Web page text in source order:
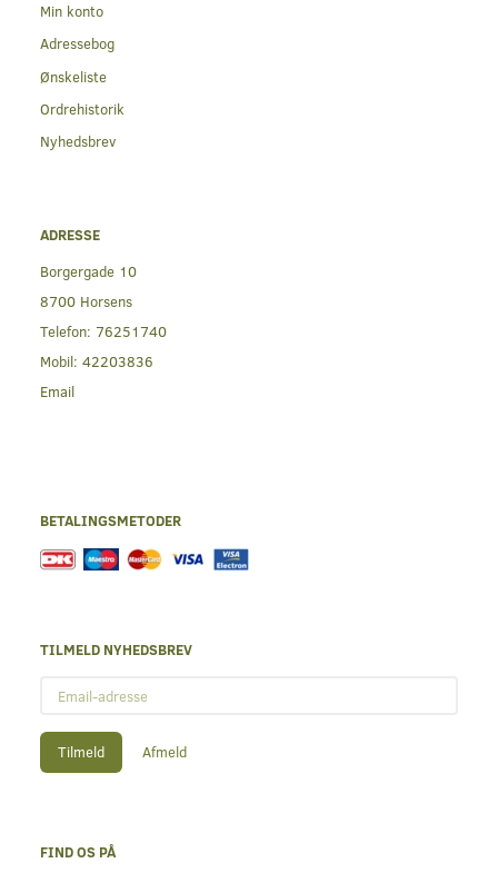
Min konto
Adressebog
Ønskeliste
Ordrehistorik
Nyhedsbrev
ADRESSE
Borgergade 10
8700 Horsens
Telefon: 76251740
Mobil: 42203836
Email
BETALINGSMETODER
TILMELD NYHEDSBREV
adresse
Tilmeld Afmeld
FIND OS PÅ